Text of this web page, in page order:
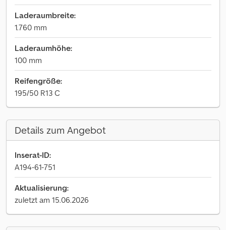
Laderaumbreite:
1.760 mm
Laderaumhöhe:
100 mm
Reifengröße:
195/50 R13 C
Details zum Angebot
Inserat-ID:
A194-61-751
Aktualisierung:
zuletzt am 15.06.2026